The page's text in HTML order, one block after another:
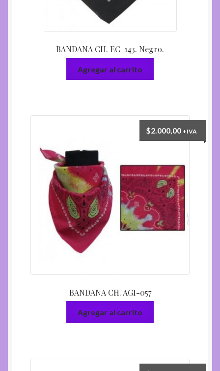
BANDANA CH. EC-143. Negro.
Agregar al carrito
BANDANA CH. AGI-057
$2.000,00 +IVA
Agregar al carrito